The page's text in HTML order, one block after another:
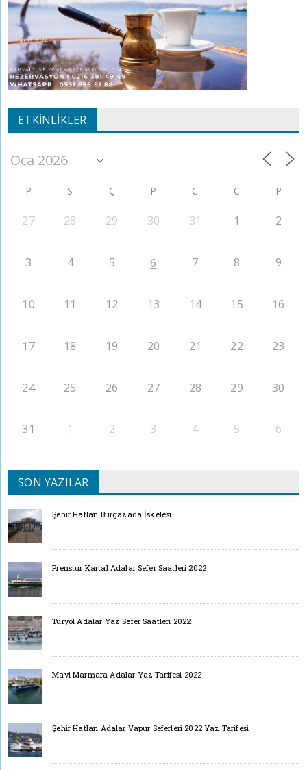
ETKINLIKLER
P S Ç P C C P
27 28 29 30 31 1 2
3 4 5 6 7 8 9
10 11 12 13 14 15 16
17 18 19 20 21 22 23
24 25 26 27 28 29 30
31 1 2 3 4 5 6
SON YAZILAR
Şehir Hatları Burgazada İskelesi
Prenstur Kartal Adalar Sefer Saatleri 2022
Turyol Adalar Yaz Sefer Saatleri 2022
Mavi Marmara Adalar Yaz Tarifesi 2022
Şehir Hatları Adalar Vapur Seferleri 2022 Yaz Tarifesi